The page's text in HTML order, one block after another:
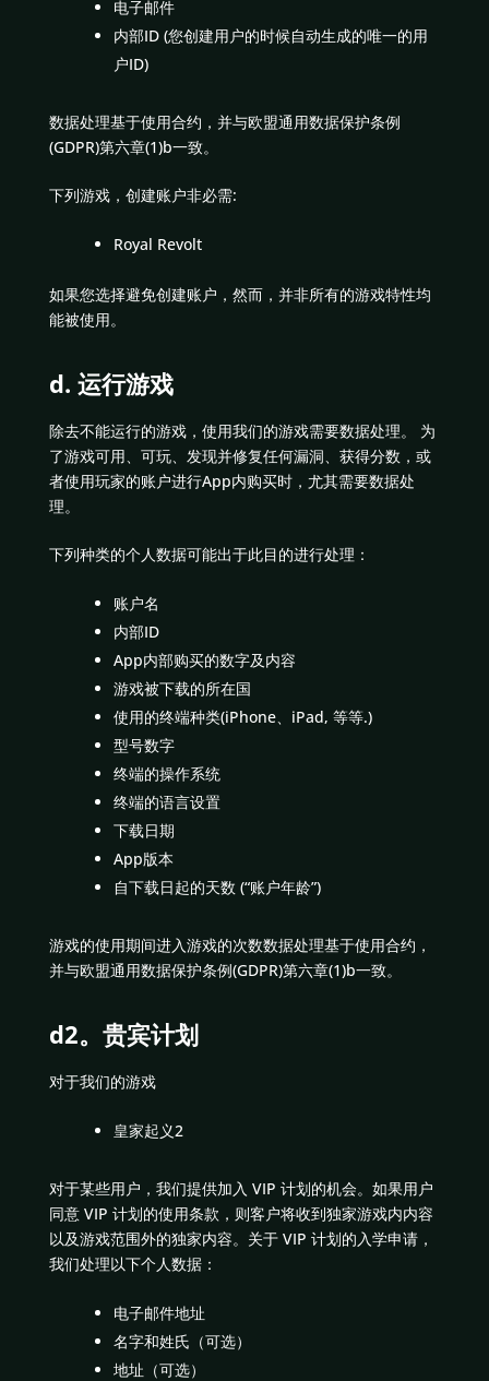
电子邮件
内部ID (您创建用户的时候自动生成的唯一的用
户ID)
数据处理基于使用合约，并与欧盟通用数据保护条例
(GDPR)第六章(1)b一致。
下列游戏，创建账户非必需:
Royal Revolt
如果您选择避免创建账户，然而，并非所有的游戏特性均
能被使用。
d. 运行游戏
除去不能运行的游戏，使用我们的游戏需要数据处理。 为
了游戏可用、可玩、发现并修复任何漏洞、获得分数，或
者使用玩家的账户进行App内购买时，尤其需要数据处
理。
下列种类的个人数据可能出于此目的进行处理：
账户名
内部ID
App内部购买的数字及内容
游戏被下载的所在国
使用的终端种类(iPhone、iPad, 等等.)
型号数字
终端的操作系统
终端的语言设置
下载日期
App版本
自下载日起的天数 (“账户年龄”)
游戏的使用期间进入游戏的次数数据处理基于使用合约，
并与欧盟通用数据保护条例(GDPR)第六章(1)b一致。
d2。贵宾计划
对于我们的游戏
皇家起义2
对于某些用户，我们提供加入 VIP 计划的机会。如果用户
同意 VIP 计划的使用条款，则客户将收到独家游戏内内容
以及游戏范围外的独家内容。关于 VIP 计划的入学申请，
我们处理以下个人数据：
电子邮件地址
名字和姓氏（可选）
地址（可选）